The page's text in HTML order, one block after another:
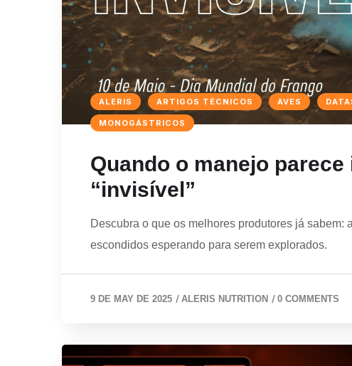
ALERIS ARTIGOS TÉCNICOS AVES
MONOGÁSTRICOS
Quando o manejo
“invisível”
Descubra o que os melhores produtores já
escondidos esperando para serem explorados.
9 DE MAY DE 2025 / ALERIS NUTRITION / 0 COMMENTS